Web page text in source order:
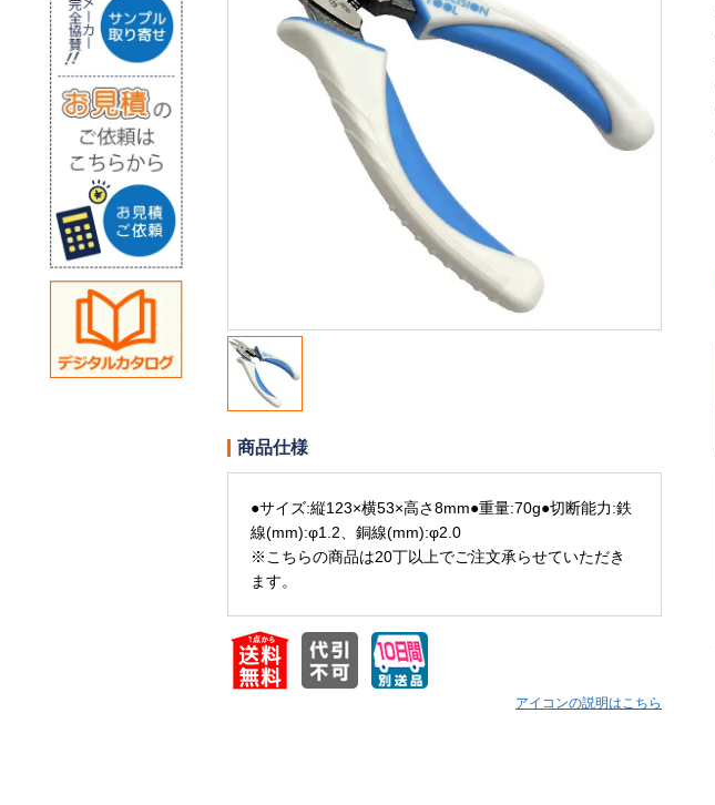
商品仕様
●サイズ:縦123×横53×高さ8mm●重量:70g●切断能力:鉄
線(mm):φ1.2、銅線(mm):φ2.0
※こちらの商品は20丁以上でご注文承らせていただき
ます。
アイコンの説明はこちら